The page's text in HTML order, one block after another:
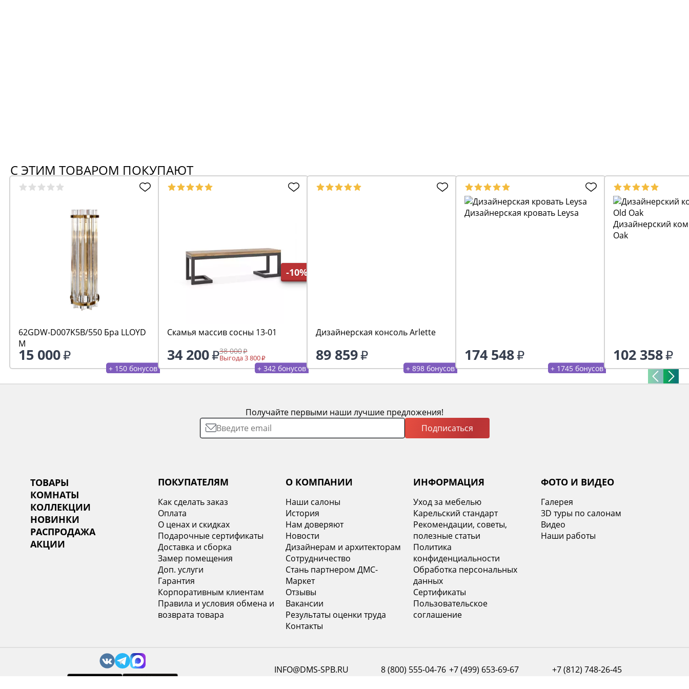
С ЭТИМ ТОВАРОМ ПОКУПАЮТ
62GDW-D007K5B/550 Бра LLOYD
M
15 000
+ 150 бонусов
-10%
Скамья массив сосны 13-01
34 200 38 000
Выгода 3 800
+ 342 бонусов
Дизайнерская консоль Arlette
89 859
+ 898 бонусов
Дизайнерская кровать Leysa
174 548
+ 1745 бонусов
Дизайнерский
Oak
102 358
Получайте первыми наши лучшие предложения!
Подписаться
ТОВАРЫ
КОМНАТЫ
КОЛЛЕКЦИИ
НОВИНКИ
РАСПРОДАЖА
АКЦИИ
ПОКУПАТЕЛЯМ
Как сделать заказ
Оплата
О ценах и скидках
Подарочные сертификаты
Доставка и сборка
Замер помещения
Доп. услуги
Гарантия
Корпоративным клиентам
Правила и условия обмена и
возврата товара
О КОМПАНИИ
Наши салоны
История
Нам доверяют
Новости
Дизайнерам и архитекторам
Сотрудничество
Стань партнером ДМС-
Маркет
Отзывы
Вакансии
Результаты оценки труда
Контакты
ИНФОРМАЦИЯ
Уход за мебелью
Карельский стандарт
Рекомендации, советы,
полезные статьи
Политика
конфиденциальности
Обработка персональных
данных
Сертификаты
Пользовательское
соглашение
ФОТО И ВИДЕО
Галерея
3D туры по салонам
Видео
Наши работы
INFO@DMS-SPB.RU 8 (800) 555-04-76 +7 (499) 653-69-67 +7 (812) 748-26-45